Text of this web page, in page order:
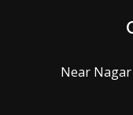
Near